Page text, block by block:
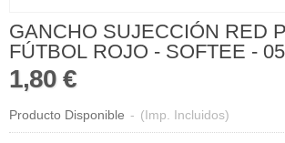
GANCHO SUJECCIÓN RED
FÚTBOL ROJO - SOFTEE -
1,80 €
Producto Disponible - (Imp. Incluidos)